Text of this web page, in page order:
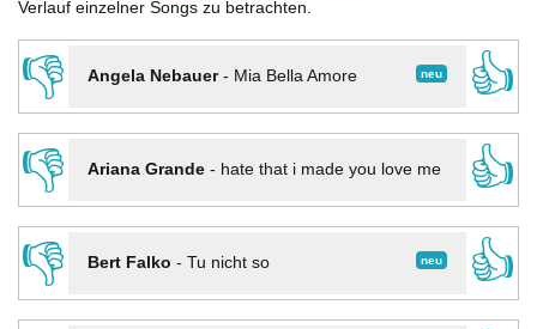
Verlauf einzelner Songs zu betrachten.
👎 neu
Angela Nebauer- Mia Bella Amore
👍
👎
Ariana Grande- hate that i made you love me
👍
👎
neu
Bert Falko - Tu nicht so
👍